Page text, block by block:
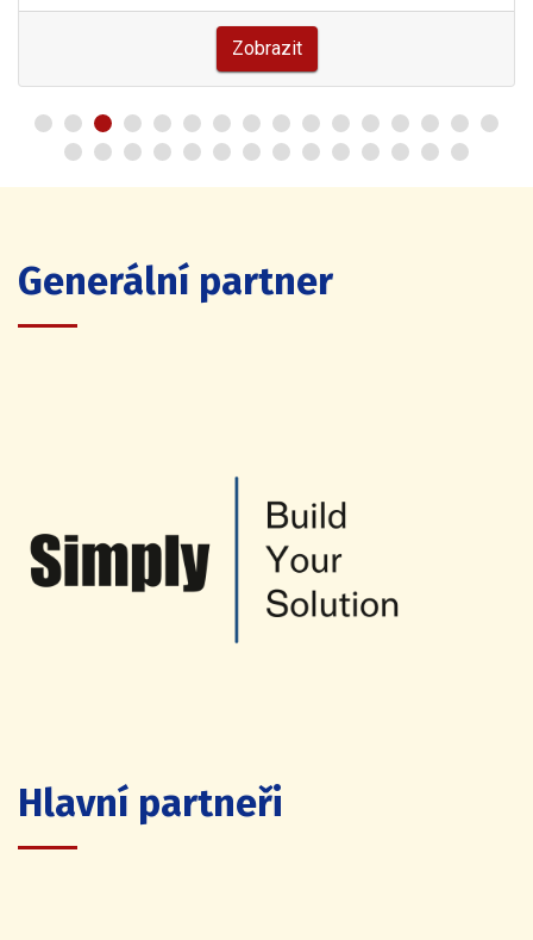
Zobrazit
Generální partner
Hlavní partneři